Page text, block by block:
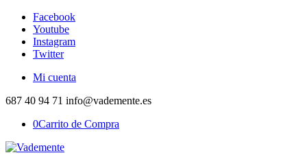
Facebook
Youtube
Instagram
Twitter
Mi cuenta
687 40 94 71 info@vademente.es
0Carrito de Compra